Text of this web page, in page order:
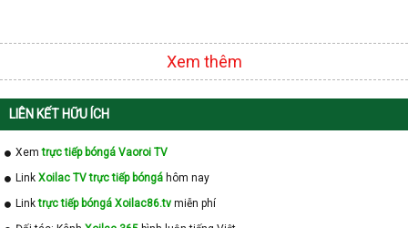
Xem thêm
LIÊN KẾT HỮU ÍCH
Xemtrực tiếp bóngá Vaoroi TV
Link Xoilac TV trực tiếp bóngá hôm nay
Linktrực tiếp bóngá Xoilac86.tv miễn phí